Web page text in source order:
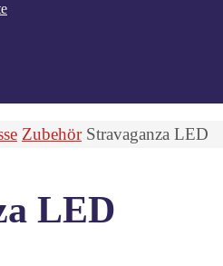
Zubehör Stravaganza LED
LED